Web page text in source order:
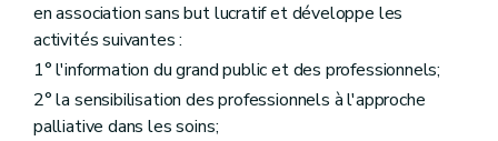
en association sans but lucratif et développe les
activités suivantes :
1° l'information du grand public et des professionnels;
2° la sensibilisation des professionnels à l'approche
palliative dans les soins;